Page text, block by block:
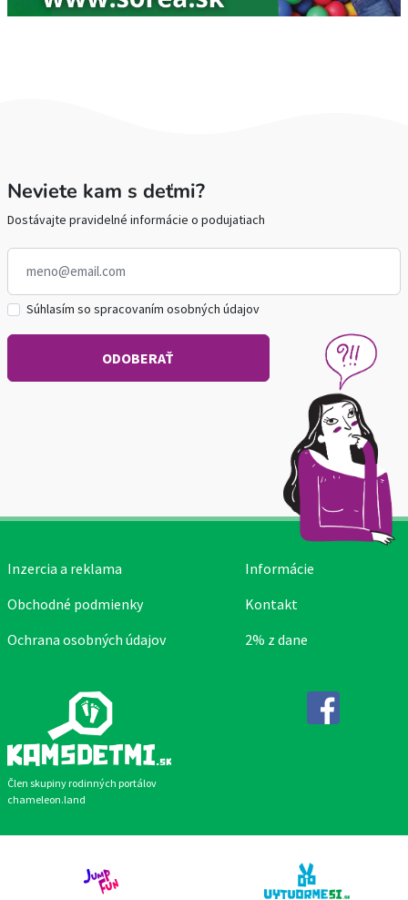
Neviete kam s deťmi?
Dostávajte pravidelné informácie o podujatiach
Súhlasím so spracovaním osobných údajov
Člen skupiny rodinných portálov
chameleon.land
Inzercia a reklama
Obchodné podmienky
Ochrana osobných údajov
Informácie
Kontakt
2% z dane